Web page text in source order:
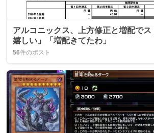
アルコニックス、上方修正と増配で
嬉しい」「増配きてたわ」
56件のポスト